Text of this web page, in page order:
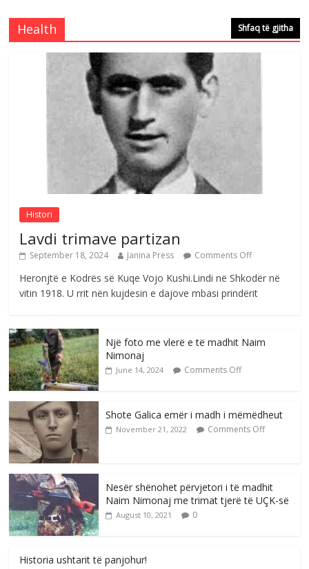
e invalidëve në Fushë Kosovë
Comments Off
Çlirimtari Agron Gërvalla me takime pune
në atdhe të shoqerisë Levizja
August 3, 2026 Comments Off
Postim me vlera nga artistja e mirëfilltë
Mimoza Gjoni
August 6, 2026 Comments Off
Health Shfaq të gjitha
Histori
Lavdi trimave partizan
September 18, 2024 Janina Press Comments Off
Heronjtë e Kodrës së Kuqe Vojo Kushi.Lindi në Shkodër në
vitin 1918. U rrit nën kujdesin e dajove mbasi prindërit
Një foto me vlerë e të madhit Naim
Nimonaj
June 14, 2024 Comments Off
Shote Galica emër i madh i mëmëdheut
November 21, 2022 Comments Off
Nesër shënohet përvjetori i të madhit
Naim Nimonaj me trimat tjerë të UÇK-së
August 10, 2021 0
Historia ushtarit të panjohur!